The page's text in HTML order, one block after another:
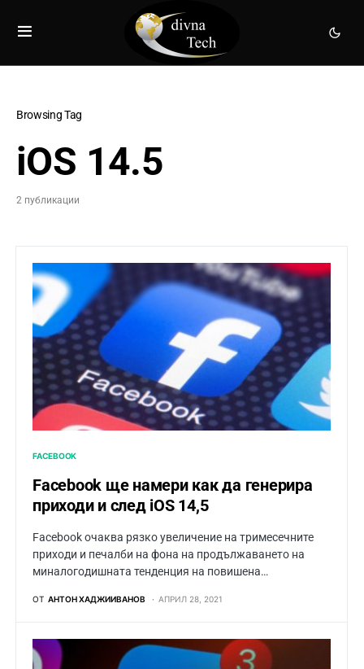
Browsing Tag
iOS 14.5
2 публикации
FACEBOOK
Facebook ще намери как да генерира
приходи и след iOS 14,5
Facebook очаква рязко увеличение на тримесечните
приходи и печалби на фона на продължаването на
миналогодишната тенденция на повишена…
ОТ АНТОН ХАДЖИИВАНОВ АПРИЛ 28, 2021